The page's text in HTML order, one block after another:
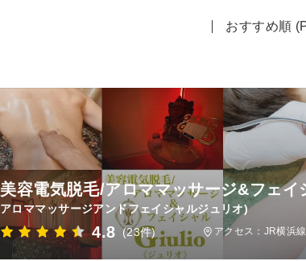
おすすめ順
美容電気脱毛/アロママッサージ&フェ
アロママッサージアンドフェイシャルジュリオ)
4.8 (23件) アクセス：JR横浜